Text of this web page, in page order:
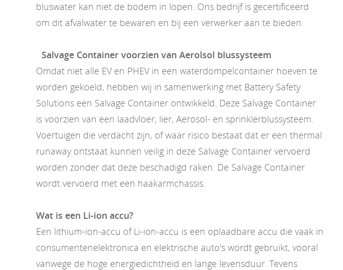
bluswater kan niet de bodem in lopen. Ons bedrijf is gecertificeerd
om dit afvalwater te bewaren en bij een verwerker aan te bieden.
Salvage Container voorzien van Aerolsol blussysteem
Omdat niet alle EV en PHEV in een waterdompelcontainer hoeven te
worden gekoeld, hebben wij in samenwerking met Battery Safety
Solutions een Salvage Container ontwikkeld. Deze Salvage Container
is voorzien van een laadvloer, lier, Aerosol- en sprinklerblussysteem.
Voertuigen die verdacht zijn, of waar risico bestaat dat er een thermal
runaway ontstaat kunnen veilig in deze Salvage Container vervoerd
worden zonder dat deze beschadigd raken. De Salvage Container
wordt vervoerd met een haakarmchassis.
Wat is een Li-ion accu?
Een lithium-ion-accu of Li-ion-accu is een oplaadbare accu die vaak in
consumentenelektronica en elektrische auto's wordt gebruikt, vooral
vanwege de hoge energiedichtheid en lange levensduur. Tevens